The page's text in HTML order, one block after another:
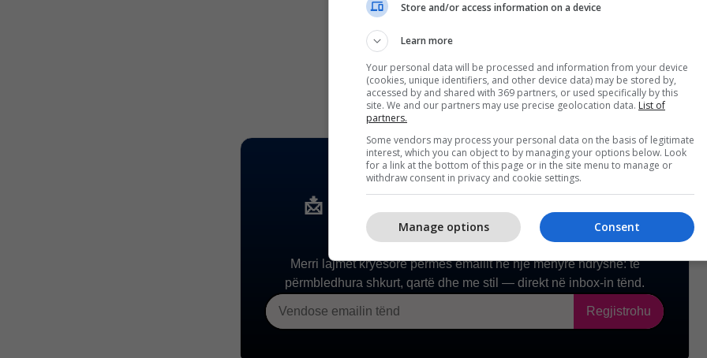
Store and/or access information on a device
Learn more
Your personal data will be processed and information from your device
(cookies, unique identifiers, and other device data) may be stored by,
accessed by and shared with 369 partners, or used specifically by this
site. We and our partners may use precise geolocation data. List of
partners.
Some vendors may process your personal data on the basis of legitimate
interest, which you can object to by managing your options below. Look
for a link at the bottom of this page or in the site menu to manage or
withdraw consent in privacy and cookie settings.
Consent
Manage options